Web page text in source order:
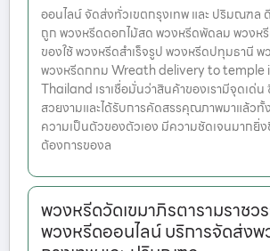
ออนไลน์ จัดส่งทั่วเขตกรุงเทพ และ ปริมณฑล
ถูก พวงหรีดดอกไม้สด พวงหรีดพัดลม พวงห
ของใช้ พวงหรีดสำเร็จรูป พวงหรีดปทุมธานี
พวงหรีดกทม Wreath delivery to temple
Thailand เราเชื่อมั่นว่าสินค้าของเรามีจุดเด่
สวยงามและได้รับการคัดสรรคุณภาพมาแล้ว
ความเป็นตัวของตัวเอง มีความชัดเจนมากยิ่
ต้องการของล
พวงหรีดวัดเขมาภิรตารามราชว
พวงหรีดออนไลน์ บริการจัดส่งพ